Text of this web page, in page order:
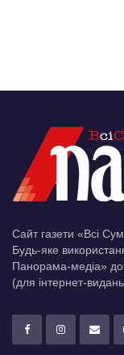
Сайт газети «Всі
Будь-яке
Панорама-медіа»
(для інтернет-